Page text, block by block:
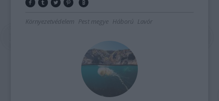
Környezetvédelem Pest megye Háború Lavór